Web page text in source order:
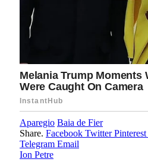
Aparegio Baia de Fier
Share. Facebook Twitter Pinterest
Telegram Email
Ion Petre